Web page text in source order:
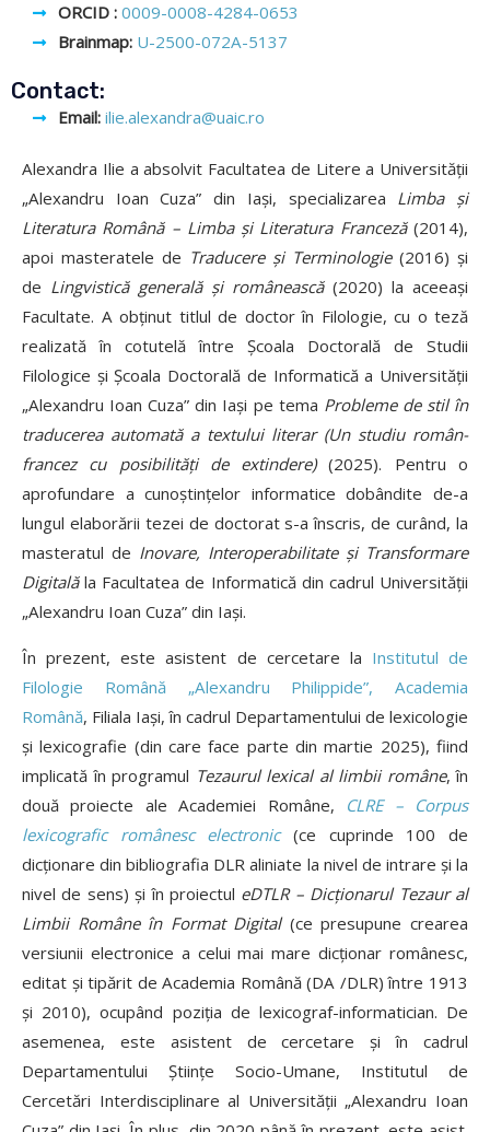
ORCID : 0009-0008-4284-0653
Brainmap: U-2500-072A-5137
Contact:
Email: ilie.alexandra@uaic.ro
Alexandra Ilie a absolvit Facultatea de Litere a Universității
„Alexandru Ioan Cuza” din Iaşi, specializarea Limba și
Literatura Română – Limba și Literatura Franceză(2014),
apoi masteratele de Traducere și Terminologie(2016) și
de Lingvistică generală şi românească(2020) la aceeaşi
Facultate. A obținut titlul de doctor în Filologie, cu o teză
realizată în cotutelă între Școala Doctorală de Studii
Filologice și Școala Doctorală de Informatică a Universității
„Alexandru Ioan Cuza” din Iaşi pe tema Probleme de stil în
traducerea automată a textului literar (Un studiu român-
francez cu posibilități de extindere)(2025). Pentru o
aprofundare a cunoștințelor informatice dobândite de-a
lungul elaborării tezei de doctorat s-a înscris, de curând, la
masteratul de Inovare, Interoperabilitate și Transformare
Digitalăla Facultatea de Informatică din cadrul Universității
„Alexandru Ioan Cuza” din Iaşi.
În prezent, este asistent de cercetare la Institutul de
Filologie Română „Alexandru Philippide”, Academia
Română, Filiala Iași, în cadrul Departamentului de lexicologie
și lexicografie (din care face parte din martie 2025), fiind
implicată în programul Tezaurul lexical al limbii române, în
două proiecte ale Academiei Române, CLRE – Corpus
lexicografic românesc electronic(ce cuprinde 100 de
dicţionare din bibliografia DLR aliniate la nivel de intrare şi la
nivel de sens) și în proiectul eDTLR – Dicționarul Tezaur al
Limbii Române în Format Digital(ce presupune crearea
versiunii electronice a celui mai mare dicționar românesc,
editat și tipărit de Academia Română (DA /DLR) între 1913
și 2010), ocupând poziția de lexicograf-informatician. De
asemenea, este asistent de cercetare și în cadrul
Departamentului Științe Socio-Umane, Institutul de
Cercetări Interdisciplinare al Universității „Alexandru Ioan